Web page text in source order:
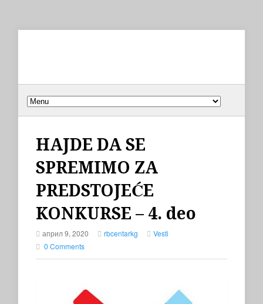
HAJDE DA SE
SPREMIMO ZA
PREDSTOJEĆE
KONKURSE – 4. deo
април 9, 2020 rbcentarkg
Vesti
0 Comments